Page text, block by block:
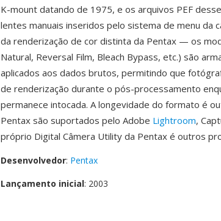
K-mount datando de 1975, e os arquivos PEF
lentes manuais inseridos pelo sistema de menu da
da renderização de cor distinta da Pentax — os
Natural, Reversal Film, Bleach Bypass, etc.) são
aplicados aos dados brutos, permitindo que
de renderização durante o pós-processamento
permanece intocada. A longevidade do formato é
Pentax são suportados pelo Adobe Lightroom,
próprio Digital Câmera Utility da Pentax é outros
Desenvolvedor: Pentax
Lançamento inicial: 2003